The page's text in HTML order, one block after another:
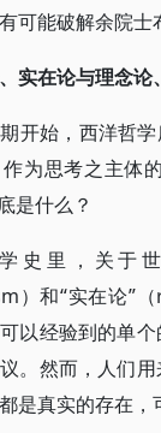
可能破解余院士
实在论与理念论
开始，西洋哲
为思考之主体
是什么？
史里，关于
）和“实在论”
以经验到的单
。然而，人们
是真实的存在，